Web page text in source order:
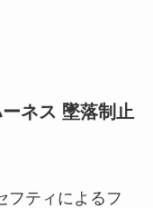
ネス 墜落制止
フティによるフ